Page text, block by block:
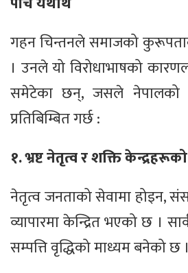
गहन चिन्तनले समाजको
। उनले यो विरोधाभाषको
समेटेका छन्, जसले नेपालको
प्रतिबिम्बित गर्छ :
१. भ्रष्ट नेतृत्व र शक्ति
नेतृत्व जनताको सेवामा होइन,
व्यापारमा केन्द्रित भएको छ ।
सम्पत्ति वृद्धिको माध्यम बनेको छ ।